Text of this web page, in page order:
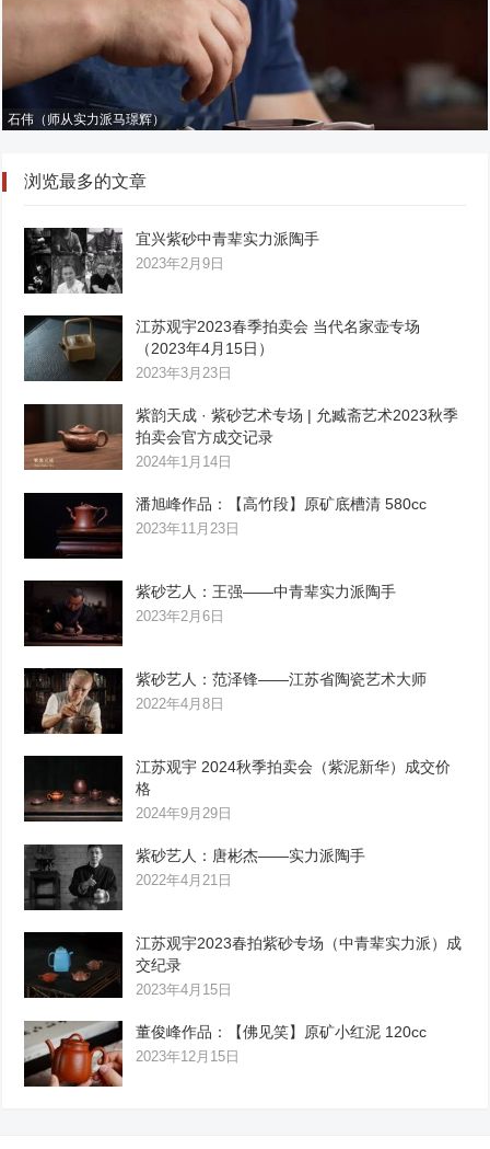
石伟（师从实力派马璟辉）
浏览最多的文章
宜兴紫砂中青辈实力派陶手
2023年2月9日
江苏观宇2023春季拍卖会 当代名家壶专场
（2023年4月15日）
2023年3月23日
紫韵天成 · 紫砂艺术专场 | 允臧斋艺术2023秋季
拍卖会官方成交记录
2024年1月14日
潘旭峰作品：【高竹段】原矿底槽清 580cc
2023年11月23日
紫砂艺人：王强——中青辈实力派陶手
2023年2月6日
紫砂艺人：范泽锋——江苏省陶瓷艺术大师
2022年4月8日
江苏观宇 2024秋季拍卖会（紫泥新华）成交价
格
2024年9月29日
紫砂艺人：唐彬杰——实力派陶手
2022年4月21日
江苏观宇2023春拍紫砂专场（中青辈实力派）成
交纪录
2023年4月15日
董俊峰作品：【佛见笑】原矿小红泥 120cc
2023年12月15日